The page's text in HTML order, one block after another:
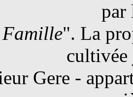
par
Famille". La
cultivée
Gere -